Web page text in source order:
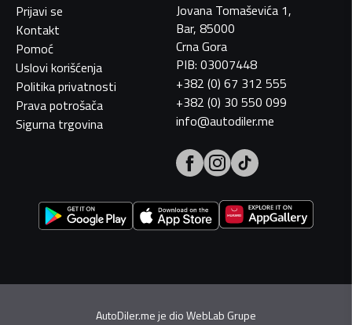
Prijavi se
Kontakt
Pomoć
Uslovi korišćenja
Politika privatnosti
Prava potrošača
Sigurna trgovina
Jovana Tomaševića 1,
Bar, 85000
Crna Gora
PIB: 03007448
+382 (0) 67 312 555
+382 (0) 30 550 099
info@autodiler.me
AutoDiler.me je dioWebLab Grupe